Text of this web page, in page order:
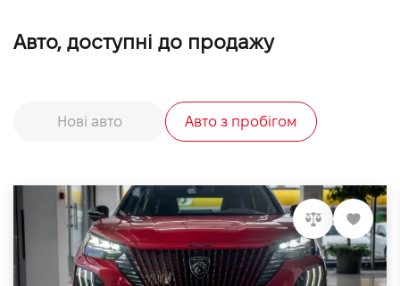
Авто, доступні до продажу
Нові авто Авто з пробігом